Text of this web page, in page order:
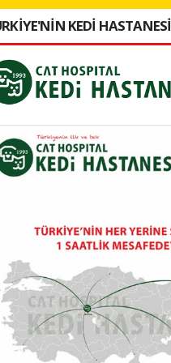
KEDİ HASTANESİ